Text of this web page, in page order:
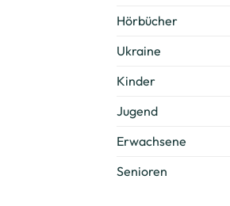
Hörbücher
Ukraine
Kinder
Jugend
Erwachsene
Senioren